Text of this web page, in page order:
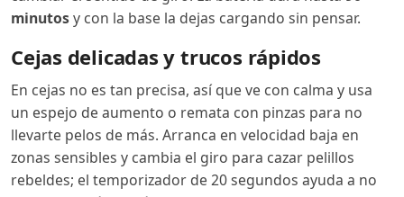
minutosy con la base la dejas cargando sin pensar.
Cejas delicadas y trucos rápidos
En cejas no es tan precisa, así que ve con calma y usa
un espejo de aumento o remata con pinzas para no
llevarte pelos de más. Arranca en velocidad baja en
zonas sensibles y cambia el giro para cazar pelillos
rebeldes; el temporizador de 20 segundos ayuda a no